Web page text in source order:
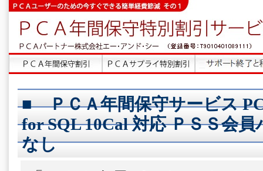
■ ＰＣＡ年間保守サービス
for SQL 10Cal 対応 ＰＳＳ会
なし